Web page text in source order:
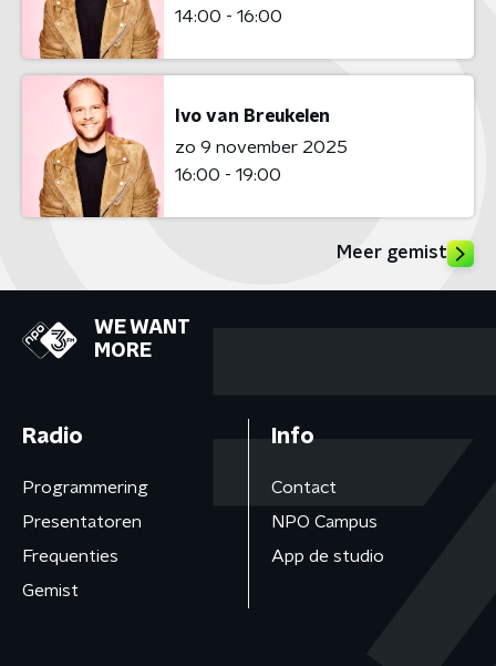
14:00 - 16:00
Ivo van Breukelen
zo 9 november 2025
16:00 - 19:00
Meer gemist
WE WANT
MORE
Radio
Programmering
Presentatoren
Frequenties
Gemist
Info
Contact
NPO Campus
App de studio